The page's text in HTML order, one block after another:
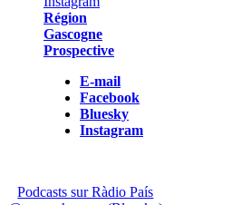
Région
Gascogne
Prospective
E-mail
Facebook
Bluesky
Instagram
Podcasts sur Ràdio País